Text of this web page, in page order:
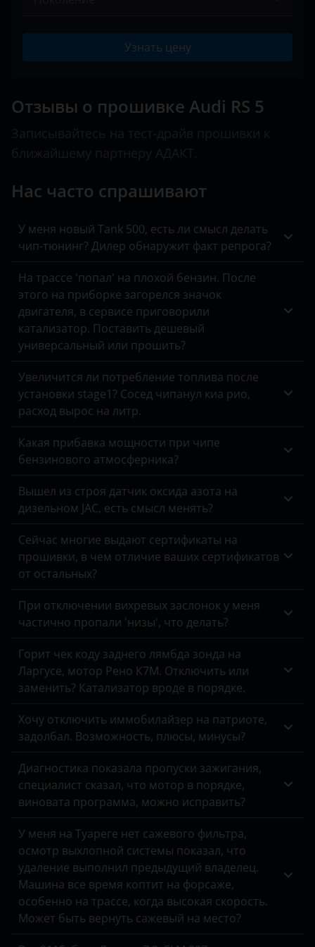
Suzuki
Tank
Toyota
Volkswagen
Volvo
Vortex
Zotye
ZX
ГАЗ
ЗАЗ
УАЗ
Brilliance
Changan
Chevrolet
Chrysler
Citroen
Daewoo
Datsun
Dodge
DongFeng
FAW
Fiat
Ford
GAC
Genesis
Haval
Honda
Hyundai
Infiniti
Isuzu
Iveco
Q7
Q8
RS 4
RS 5
RS 6
RS Q3
RS Q8
S4
S5
S6
S8
SQ5
SQ7
SQ8
Узнать цену
Отзывы о прошивке Audi RS 5
Нас часто спрашивают
У меня новый Tank 500, есть ли смысл делать
чип-тюнинг? Дилер обнаружит факт репрога?
На трассе 'попал' на плохой бензин. После
этого на приборке загорелся значок
двигателя, в сервисе приговорили
катализатор. Поставить дешевый
универсальный или прошить?
Увеличится ли потребление топлива после
установки stage1? Сосед чипанул киа рио,
расход вырос на литр.
Какая прибавка мощности при чипе
бензинового атмосферника?
Вышел из строя датчик оксида азота на
дизельном JAC, есть смысл менять?
Сейчас многие выдают сертификаты на
прошивки, в чем отличие ваших сертификатов
от остальных?
При отключении вихревых заслонок у меня
частично пропали 'низы', что делать?
Горит чек коду заднего лямбда зонда на
Ларгусе, мотор Рено К7М. Отключить или
заменить? Катализатор вроде в порядке.
Хочу отключить иммобилайзер на патриоте,
задолбал. Возможность, плюсы, минусы?
Диагностика показала пропуски зажигания,
специалист сказал, что мотор в порядке,
виновата программа, можно исправить?
У меня на Туареге нет сажевого фильтра,
осмотр выхлопной системы показал, что
удаление выполнил предыдущий владелец.
Машина все время коптит на форсаже,
особенно на трассе, когда высокая скорость.
Может быть вернуть сажевый на место?